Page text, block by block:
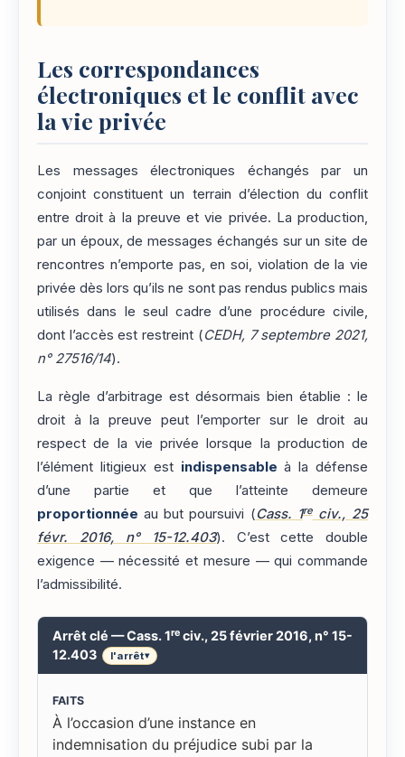
Les correspondances
électroniques et le conflit avec
la vie privée
Les messages électroniques échangés par un
conjoint constituent un terrain d’élection du conflit
entre droit à la preuve et vie privée. La production,
par un époux, de messages échangés sur un site de
rencontres n’emporte pas, en soi, violation de la vie
privée dès lors qu’ils ne sont pas rendus publics mais
utilisés dans le seul cadre d’une procédure civile,
dont l’accès est restreint (CEDH, 7 septembre 2021,
n° 27516/14).
La règle d’arbitrage est désormais bien établie : le
droit à la preuve peut l’emporter sur le droit au
respect de la vie privée lorsque la production de
l’élément litigieux est indispensable à la défense
d’une partie et que l’atteinte demeure
proportionnée au but poursuivi (Cass. 1reciv., 25
févr. 2016, n° 15-12.403). C’est cette double
exigence — nécessité et mesure — qui commande
l’admissibilité.
Arrêt clé — Cass. 1re civ., 25 février 2016, n° 15-
12.403
l'arrêt▾
FAITS
À l’occasion d’une instance en
indemnisation du préjudice subi par la